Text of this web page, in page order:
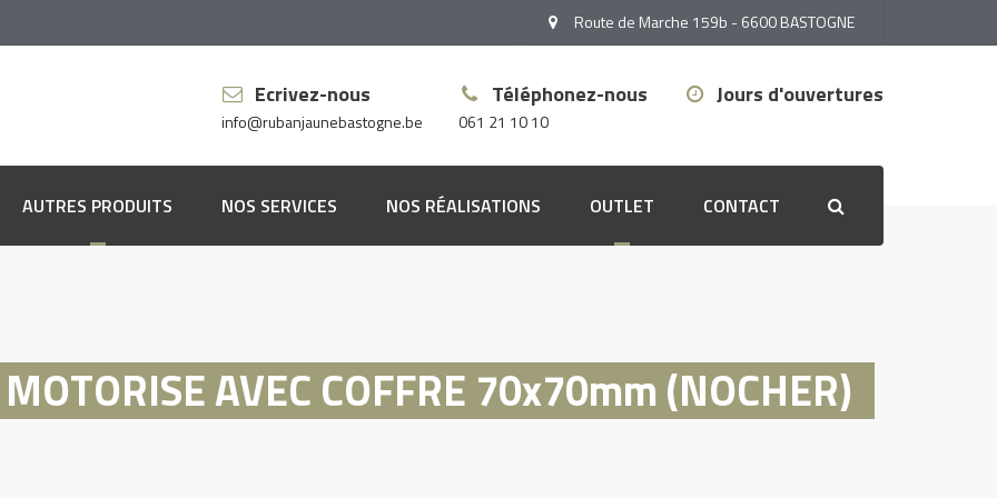
Route de Marche 159b - 6600 BASTOGNE
Ecrivez-nous
info@rubanjaunebastogne.be
Téléphonez-nous
061 21 10 10
Jours d'ouvertures
AUTRES PRODUITS
muraux
de sol
NOS SERVICES NOS RÉALISATIONS OUTLET CONTACT
AVEC COFFRE 70x70mm (NOCHER)